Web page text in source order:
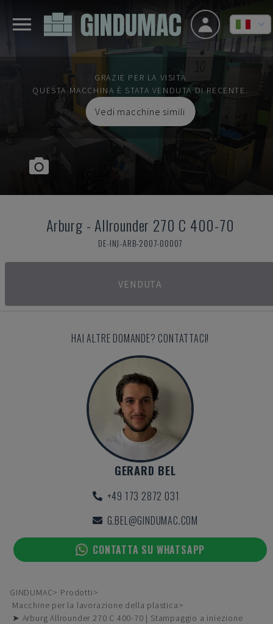
GRAZIE PER LA VISITA
QUESTA MACCHINA È STATA VENDUTA DI RECENTE.
Vedi macchine simili
Arburg - Allrounder 270 C 400-70
DE-INJ-ARB-2007-00007
VENDUTA
HAI ALTRE DOMANDE? CONTATTACI!
GERARD BEL
+49 173 2872 031
G.BEL@GINDUMAC.COM
CONTATTA SU WHATSAPP
GINDUMAC
Prodotti
Macchine per la lavorazione della plastica
➤ Arburg Allrounder 270 C 400-70 | Stampaggio a iniezione